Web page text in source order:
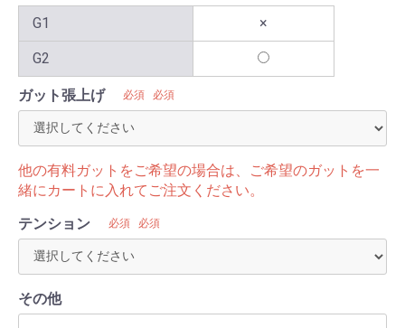
G1 ×
G2
ガット張上げ 必須 必須
他の有料ガットをご希望の場合は、ご希望のガットを一
緒にカートに入れてご注文ください。
テンション
必須 必須
その他